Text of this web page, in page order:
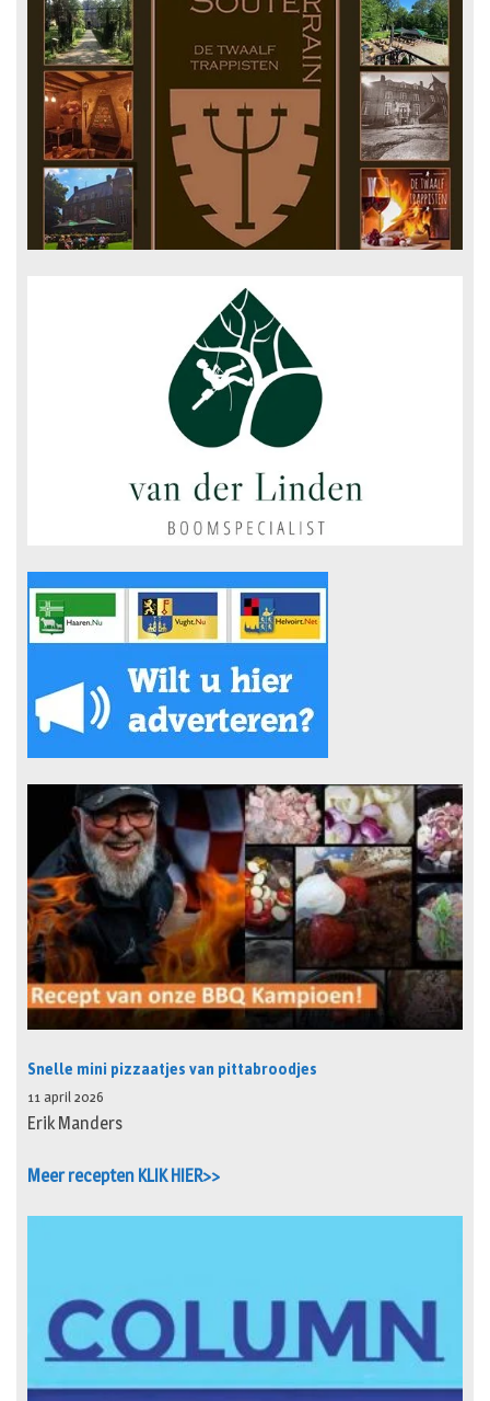
Snelle mini pizzaatjes van pittabroodjes
11 april 2026
Erik Manders
Meer recepten KLIK HIER>>